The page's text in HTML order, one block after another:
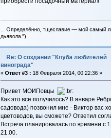
... Определённо, тщеславие — мой самый
дьявола.")
Re: О создании "Клуба любителей
винограда"
« Ответ #3 : 18 Февраля 2014, 00:22:36 »
Привет МОИПовцы
Как это все получилось? В январе
садовода) позвонил мне - Виктор вас
цветоводов, вы сможете? Ответил
Встреча планировалась по времени с
21.00.